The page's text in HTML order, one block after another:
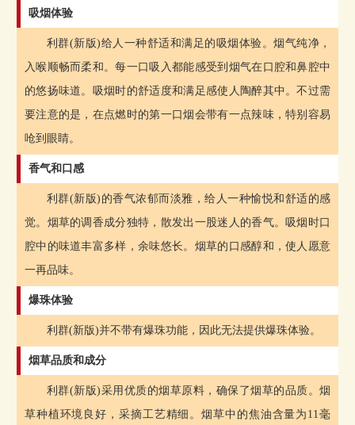
吸烟体验
利群(新版)给人一种舒适和满足的吸烟体验。烟气纯净，
入喉顺畅而柔和。每一口吸入都能感受到烟气在口腔和鼻腔中
的悠扬味道。吸烟时的舒适度和满足感使人陶醉其中。不过需
要注意的是，在点燃时的第一口烟会带有一点辣味，特别容易
呛到眼睛。
香气和口感
利群(新版)的香气浓郁而淡雅，给人一种愉悦和舒适的感
觉。烟草的调香成分独特，散发出一股迷人的香气。吸烟时口
腔中的味道丰富多样，余味悠长。烟草的口感醇和，使人愿意
一再品味。
爆珠体验
利群(新版)并不带有爆珠功能，因此无法提供爆珠体验。
烟草品质和成分
利群(新版)采用优质的烟草原料，确保了烟草的品质。烟
草种植环境良好，采摘工艺精细。烟草中的焦油含量为11毫